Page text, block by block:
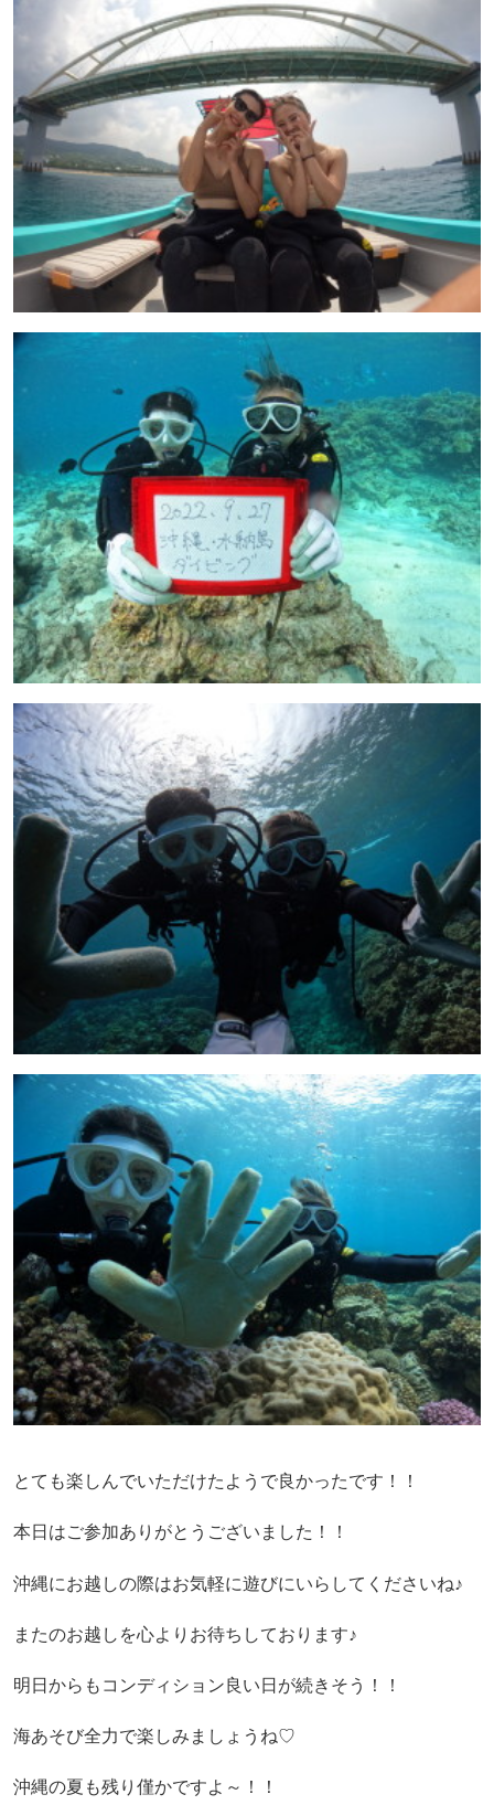
とても楽しんでいただけたようで良かったです！！
本日はご参加ありがとうございました！！
沖縄にお越しの際はお気軽に遊びにいらしてくださいね♪
またのお越しを心よりお待ちしております♪
明日からもコンディション良い日が続きそう！！
海あそび全力で楽しみましょうね♡
沖縄の夏も残り僅かですよ～！！